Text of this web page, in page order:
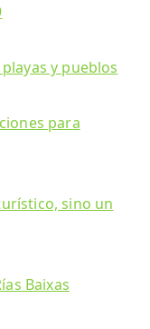
y pueblos
para
sino un
Baixas